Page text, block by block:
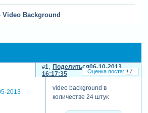
Video Background
Поделиться
1
06-10-2013
16:17:35
2013
video background в
количестве 24 штук
+7